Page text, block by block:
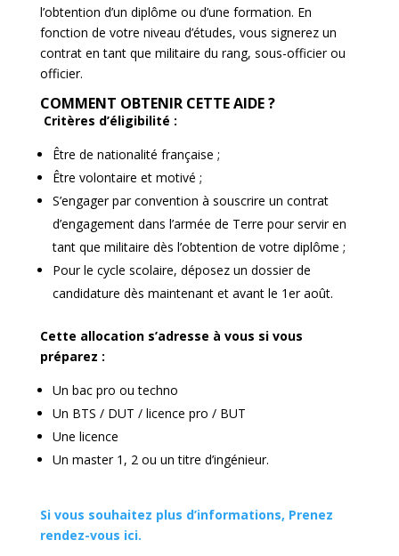
l’obtention d’un diplôme ou d’une formation. En
fonction de votre niveau d’études, vous signerez un
contrat en tant que militaire du rang, sous-officier ou
officier.
COMMENT OBTENIR CETTE AIDE ?
Critères d’éligibilité :
Être de nationalité française ;
Être volontaire et motivé ;
S’engager par convention à souscrire un contrat
d’engagement dans l’armée de Terre pour servir en
tant que militaire dès l’obtention de votre diplôme ;
Pour le cycle scolaire, déposez un dossier de
candidature dès maintenant et avant le 1er août.
Cette allocation s’adresse à vous si vous
préparez :
Un bac pro ou techno
Un BTS / DUT / licence pro / BUT
Une licence
Un master 1, 2 ou un titre d’ingénieur.
Si vous souhaitez plus d’informations, Prenez
rendez-vous ici.